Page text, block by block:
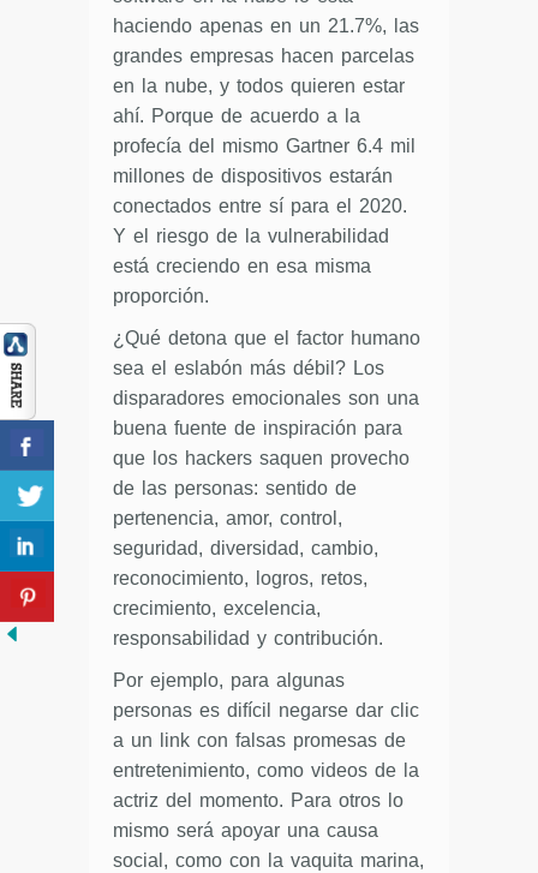
haciendo apenas en un 21.7%, las
grandes empresas hacen parcelas
en la nube, y todos quieren estar
ahí. Porque de acuerdo a la
profecía del mismo Gartner 6.4 mil
millones de dispositivos estarán
conectados entre sí para el 2020.
Y el riesgo de la vulnerabilidad
está creciendo en esa misma
proporción.
¿Qué detona que el factor humano
sea el eslabón más débil? Los
disparadores emocionales son una
buena fuente de inspiración para
que los hackers saquen provecho
de las personas: sentido de
pertenencia, amor, control,
seguridad, diversidad, cambio,
reconocimiento, logros, retos,
crecimiento, excelencia,
responsabilidad y contribución.
Por ejemplo, para algunas
personas es difícil negarse dar clic
a un link con falsas promesas de
entretenimiento, como videos de la
actriz del momento. Para otros lo
mismo será apoyar una causa
social, como con la vaquita marina,